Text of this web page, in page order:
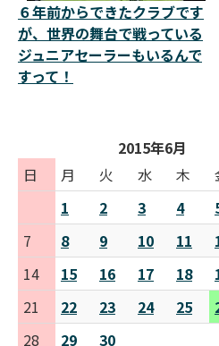
６年前からできたクラブです
が、世界の舞台で戦っている
ジュニアセーラーもいるんで
すって！
2015年6月
日
月 火 水 木
1
2 3 4
7
8 9 10 11
14
15 16 17 18
21
22 23 24 25
28
29 30